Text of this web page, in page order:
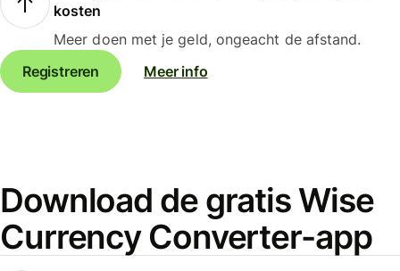
kosten
Meer doen met je geld, ongeacht de afstand.
Registreren
Meer info
Download de gratis Wise
Currency Converter-app